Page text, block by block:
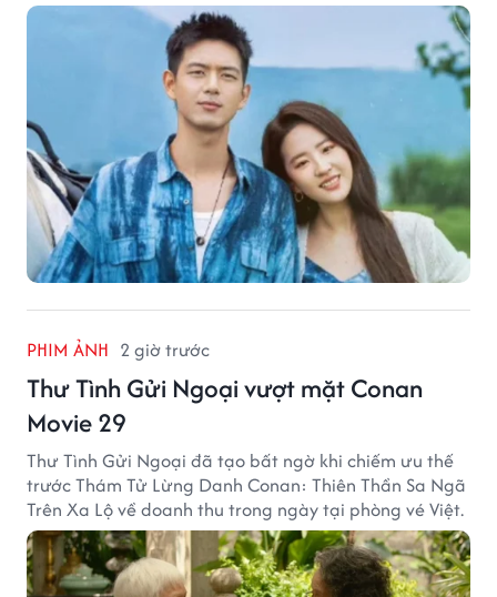
PHIM ẢNH 2 giờ trước
Thư Tình Gửi Ngoại vượt mặt Conan
Movie 29
Thư Tình Gửi Ngoại đã tạo bất ngờ khi chiếm ưu thế
trước Thám Tử Lừng Danh Conan: Thiên Thần Sa Ngã
Trên Xa Lộ về doanh thu trong ngày tại phòng vé Việt.